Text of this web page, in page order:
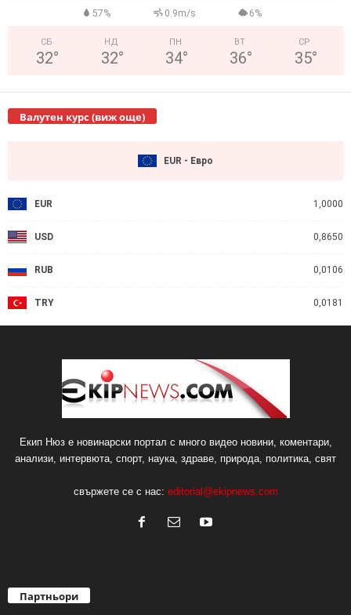
57% 0.9m/s 6%
СБ
32°
НД
32°
ПН
34°
ВТ
36°
СР
35°
Валутен курс (виж още)
EUR - Евро
EUR 1,0000
USD 0,8650
RUB 0,0106
TRY 0,0181
Екип Нюз е новинарски портал с много видео новини, коментари,
анализи, интервюта, спорт, наука, здраве, природа, политика, свят
свържете се с нас: editorial@ekipnews.com
Партньори